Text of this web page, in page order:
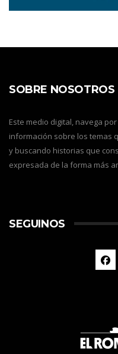
SOBRE NOSOTROS
Este medio digital, navega
información sobre los temas
y buscando historias que
expresada de la forma más
SEGUINOS